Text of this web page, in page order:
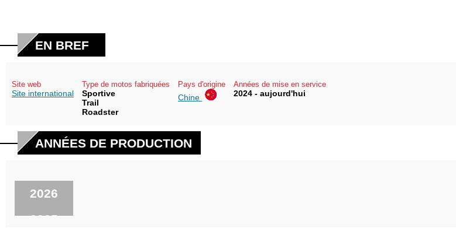
EN BREF
Site web
Site international
Type de motos fabriquées
Sportive
Trail
Roadster
Pays d'origine
Chine
Années de mise en service
2024 - aujourd'hui
ANNÉES DE PRODUCTION
2026
2025